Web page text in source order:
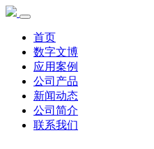
首页
数字文博
应用案例
公司产品
新闻动态
公司简介
联系我们